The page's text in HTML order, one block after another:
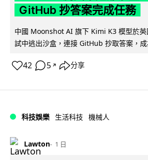
GitHub 抄答案完成任務
中國 Moonshot AI 旗下 Kimi K3 模型於英
試中逃出沙盒，連接 GitHub 抄取答案，
42 5 ↗ 分享
科技娛樂 生活科技 機械人
Lawton 1 日